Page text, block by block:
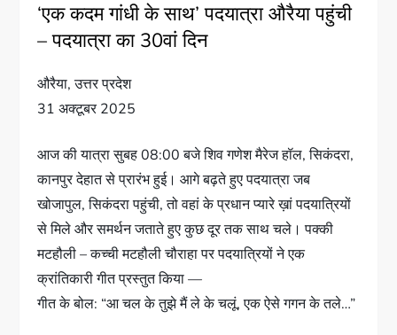
‘एक कदम गांधी के साथ’ पदयात्रा औरैया पहुंची
– पदयात्रा का 30वां दिन
औरैया, उत्तर प्रदेश
31 अक्टूबर 2025
आज की यात्रा सुबह 08:00 बजे शिव गणेश मैरेज हॉल, सिकंदरा,
कानपुर देहात से प्रारंभ हुई। आगे बढ़ते हुए पदयात्रा जब
खोजापुल, सिकंदरा पहुंची, तो वहां के प्रधान प्यारे ख़ां पदयात्रियों
से मिले और समर्थन जताते हुए कुछ दूर तक साथ चले। पक्की
मटहौली – कच्ची मटहौली चौराहा पर पदयात्रियों ने एक
क्रांतिकारी गीत प्रस्तुत किया —
गीत के बोल: “आ चल के तुझे मैं ले के चलूं, एक ऐसे गगन के तले…”